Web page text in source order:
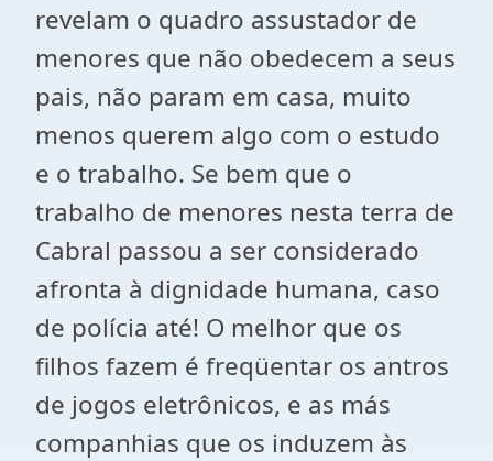
revelam o quadro assustador de
menores que não obedecem a seus
pais, não param em casa, muito
menos querem algo com o estudo
e o trabalho. Se bem que o
trabalho de menores nesta terra de
Cabral passou a ser considerado
afronta à dignidade humana, caso
de polícia até! O melhor que os
filhos fazem é freqüentar os antros
de jogos eletrônicos, e as más
companhias que os induzem às